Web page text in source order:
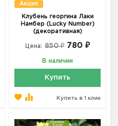
Акция
Клубень георгина Лаки
Намбер (Lucky Number)
(декоративная)
Цена: 850 ₽ 780 ₽
В наличии
Купить
Купить в 1 клик